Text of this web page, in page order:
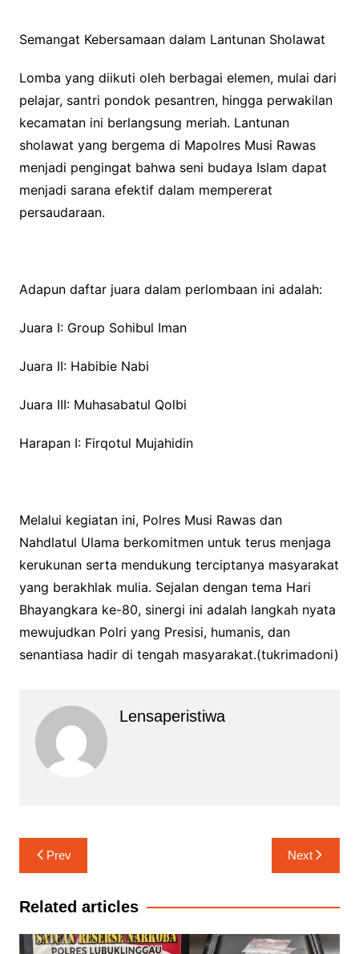
Semangat Kebersamaan dalam Lantunan Sholawat
Lomba yang diikuti oleh berbagai elemen, mulai dari
pelajar, santri pondok pesantren, hingga perwakilan
kecamatan ini berlangsung meriah. Lantunan
sholawat yang bergema di Mapolres Musi Rawas
menjadi pengingat bahwa seni budaya Islam dapat
menjadi sarana efektif dalam mempererat
persaudaraan.
Adapun daftar juara dalam perlombaan ini adalah:
Juara I: Group Sohibul Iman
Juara II: Habibie Nabi
Juara III: Muhasabatul Qolbi
Harapan I: Firqotul Mujahidin
Melalui kegiatan ini, Polres Musi Rawas dan
Nahdlatul Ulama berkomitmen untuk terus menjaga
kerukunan serta mendukung terciptanya masyarakat
yang berakhlak mulia. Sejalan dengan tema Hari
Bhayangkara ke-80, sinergi ini adalah langkah nyata
mewujudkan Polri yang Presisi, humanis, dan
senantiasa hadir di tengah masyarakat.(tukrimadoni)
Lensaperistiwa
Navigasi
pos
Prev Next
Related articles